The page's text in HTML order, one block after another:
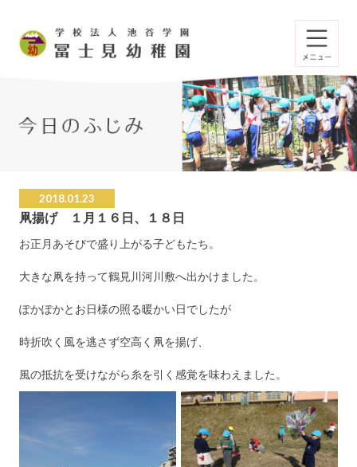
2018.01.23
凧揚げ １月１６日、１８日
お正月あそびで盛り上がる子どもたち。
大きな凧を持って鶴見川河川敷へ出かけました。
ぽかぽかとお日様の照る暖かい日でしたが
時折吹く風を逃さず空高く凧を揚げ、
風の抵抗を受けながら糸を引く感覚を味わえました。